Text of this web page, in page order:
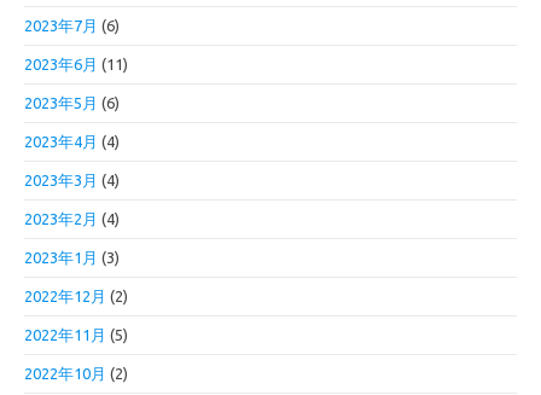
2023年7月 (6)
2023年6月 (11)
2023年5月 (6)
2023年4月 (4)
2023年3月 (4)
2023年2月 (4)
2023年1月 (3)
2022年12月 (2)
2022年11月 (5)
2022年10月 (2)